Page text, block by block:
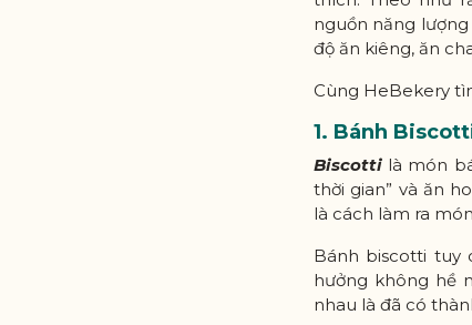
nguồn năng
độ ăn kiêng, ăn
Cùng HeBekery
1. Bánh
Biscotti là món
thời gian” và ăn
là cách làm ra
Bánh biscotti tuy
hưởng không hề
nhau là đã có